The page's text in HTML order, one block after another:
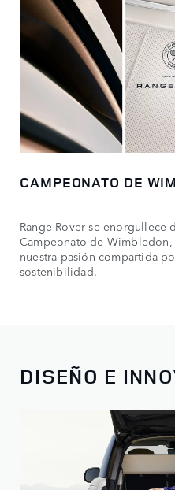
CAMPEONATO DE
Range Rover se enorgullece
Campeonato de
nuestra pasión compartida
sostenibilidad.
DISEÑO E